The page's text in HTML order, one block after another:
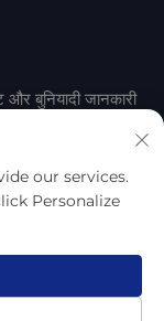
बुनियादी जानकारी
सदस्यता लें
our services.
Personalize